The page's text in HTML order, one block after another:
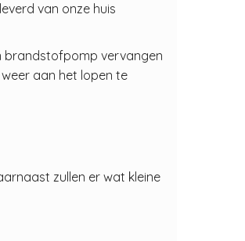
van onze huis
brandstofpomp vervangen
aan het lopen te
zullen er wat kleine